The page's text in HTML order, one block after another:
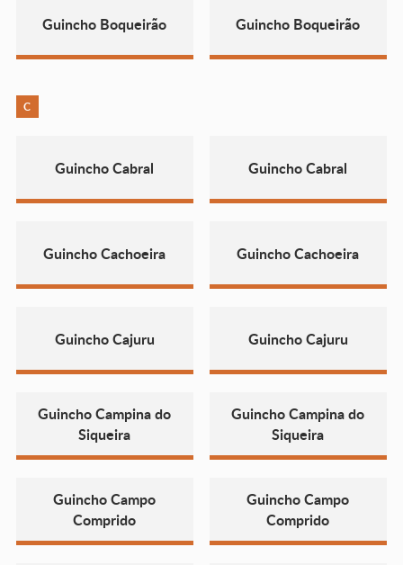
Guincho Boqueirão Guincho Boqueirão
C
Guincho Cabral Guincho Cabral
Guincho Cachoeira Guincho Cachoeira
Guincho Cajuru Guincho Cajuru
Guincho Campina do
Siqueira
Guincho Campina do
Siqueira
Guincho Campo
Comprido
Guincho Campo
Comprido